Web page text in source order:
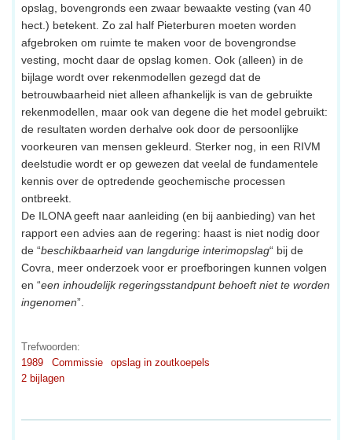
opslag, bovengronds een zwaar bewaakte vesting (van 40
hect.) betekent. Zo zal half Pieterburen moeten worden
afgebroken om ruimte te maken voor de bovengrondse
vesting, mocht daar de opslag komen. Ook (alleen) in de
bijlage wordt over rekenmodellen gezegd dat de
betrouwbaarheid niet alleen afhankelijk is van de gebruikte
rekenmodellen, maar ook van degene die het model gebruikt:
de resultaten worden derhalve ook door de persoonlijke
voorkeuren van mensen gekleurd. Sterker nog, in een RIVM
deelstudie wordt er op gewezen dat veelal de fundamentele
kennis over de optredende geochemische processen
ontbreekt.
De ILONA geeft naar aanleiding (en bij aanbieding) van het
rapport een advies aan de regering: haast is niet nodig door
de “beschikbaarheid van langdurige interimopslag“ bij de
Covra, meer onderzoek voor er proefboringen kunnen volgen
en “een inhoudelijk regeringsstandpunt behoeft niet te worden
ingenomen”.
Trefwoorden:
1989
Commissie
opslag in zoutkoepels
2 bijlagen